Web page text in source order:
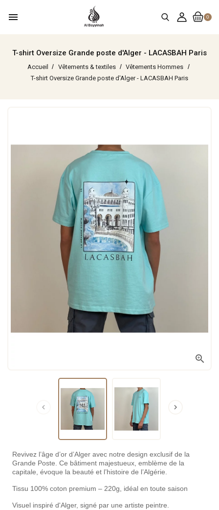
0
menu
T-shirt Oversize Grande poste d'Alger - LACASBAH Paris
Accueil Vêtements & textiles
Vêtements Hommes
T-shirt Oversize Grande poste d'Alger - LACASBAH Paris

 
Revivez l’âge d’or d’Alger avec notre design exclusif de la
Grande Poste. Ce bâtiment majestueux, emblème de la
capitale, évoque la beauté et l’histoire de l’Algérie.
Tissu 100% coton premium – 220g, idéal en toute saison
Visuel inspiré d'Alger, signé par une artiste peintre.